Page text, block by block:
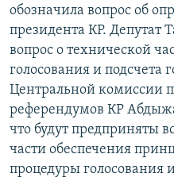
обозначила вопрос об
президента КР. Депутат
вопрос о технической
голосования и подсчета
Центральной комиссии
референдумов КР
что будут предприняты
части обеспечения
процедуры голосования